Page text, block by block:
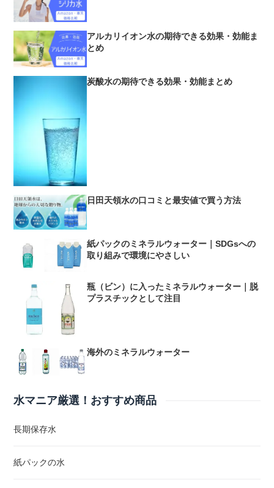
アルカリイオン水の期待できる効果・効能ま
とめ
炭酸水の期待できる効果・効能まとめ
日田天領水の口コミと最安値で買う方法
紙パックのミネラルウォーター｜SDGsへの
取り組みで環境にやさしい
瓶（ビン）に入ったミネラルウォーター｜脱
プラスチックとして注目
海外のミネラルウォーター
水マニア厳選！おすすめ商品
長期保存水
紙パックの水